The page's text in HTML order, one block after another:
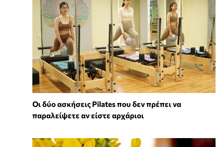
Οι δύο ασκήσεις Pilates που δεν πρέπει να
παραλείψετε αν είστε αρχάριοι